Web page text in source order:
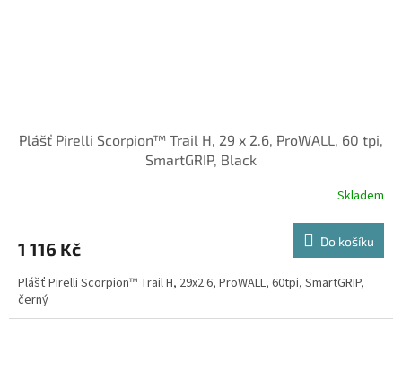
Plášť Pirelli Scorpion™ Trail H, 29 x 2.6, ProWALL, 60 tpi,
SmartGRIP, Black
Skladem
1 116 Kč Do košíku
Plášť Pirelli Scorpion™ Trail H, 29x2.6, ProWALL, 60tpi, SmartGRIP,
černý